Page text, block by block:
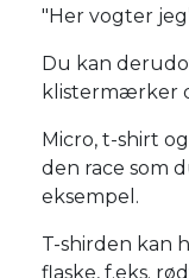
"Her vogter
Du kan
klistermærker
Micro, t-shirt
den race som
eksempel.
T-shirden kan
flaske, f.eks.